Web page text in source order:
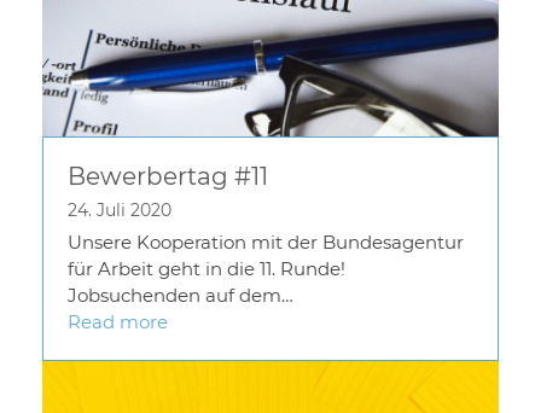
Bewerbertag #11
24. Juli 2020
Unsere Kooperation mit der Bundesagentur
für Arbeit geht in die 11. Runde!
Jobsuchenden auf dem…
Read more